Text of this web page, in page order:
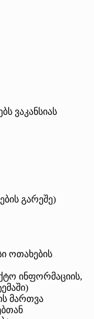
ვაკანსიას
გარეშე)
ოთახების
ინფორმაციის,
მართვა